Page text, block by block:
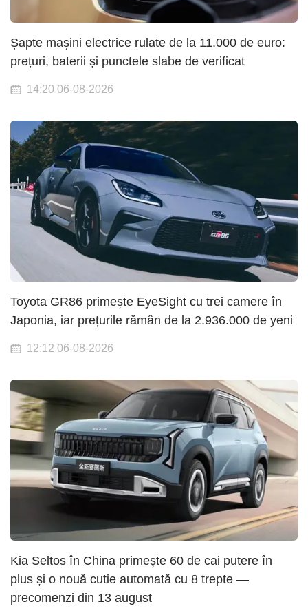
Șapte mașini electrice rulate de la 11.000 de euro:
prețuri, baterii și punctele slabe de verificat
14:20 06-08-2026
Toyota GR86 primește EyeSight cu trei camere în
Japonia, iar prețurile rămân de la 2.936.000 de yeni
12:12 06-08-2026
Kia Seltos în China primește 60 de cai putere în
plus și o nouă cutie automată cu 8 trepte —
precomenzi din 13 august